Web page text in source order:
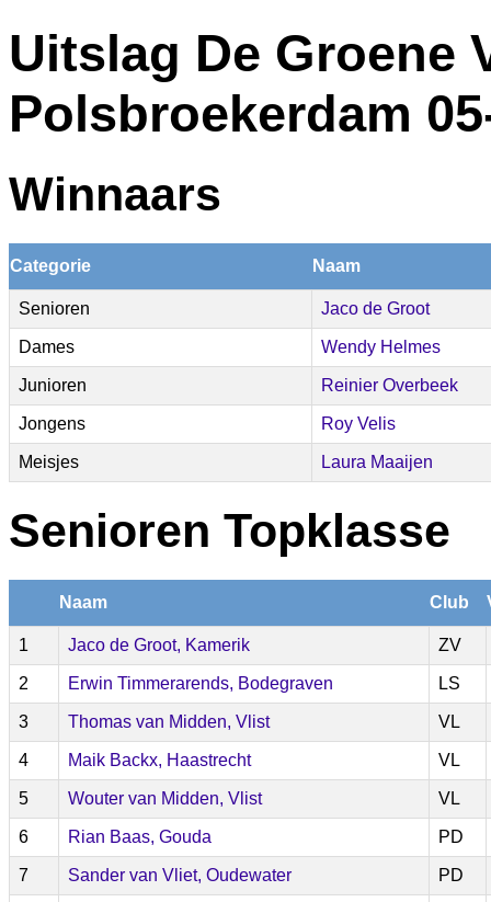
Uitslag De Groene
Polsbroekerdam
Winnaars
Categorie Naam
Senioren Jaco de Groot
Dames Wendy Helmes
Junioren Reinier Overbeek
Jongens Roy Velis
Meisjes Laura Maaijen
Senioren Topklasse
Naam Club
1 Jaco de Groot, Kamerik ZV
2 Erwin Timmerarends, Bodegraven LS
3 Thomas van Midden, Vlist VL
4 Maik Backx, Haastrecht VL
5 Wouter van Midden, Vlist VL
6 Rian Baas, Gouda PD
7 Sander van Vliet, Oudewater PD